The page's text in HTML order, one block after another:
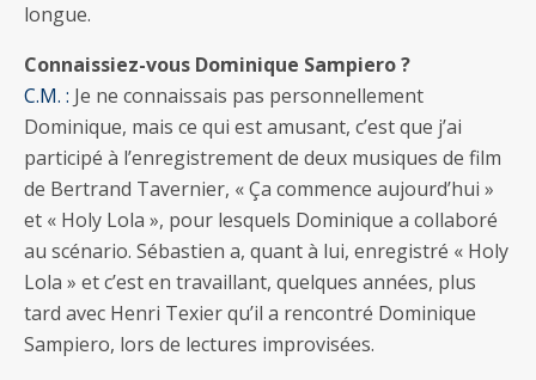
longue.
Connaissiez-vous Dominique Sampiero ?
C.M. : Je ne connaissais pas personnellement
Dominique, mais ce qui est amusant, c’est que j’ai
participé à l’enregistrement de deux musiques de film
de Bertrand Tavernier, « Ça commence aujourd’hui »
et « Holy Lola », pour lesquels Dominique a collaboré
au scénario. Sébastien a, quant à lui, enregistré « Holy
Lola » et c’est en travaillant, quelques années, plus
tard avec Henri Texier qu’il a rencontré Dominique
Sampiero, lors de lectures improvisées.